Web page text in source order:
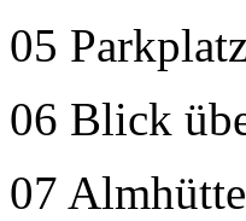
05
06 Blick
07